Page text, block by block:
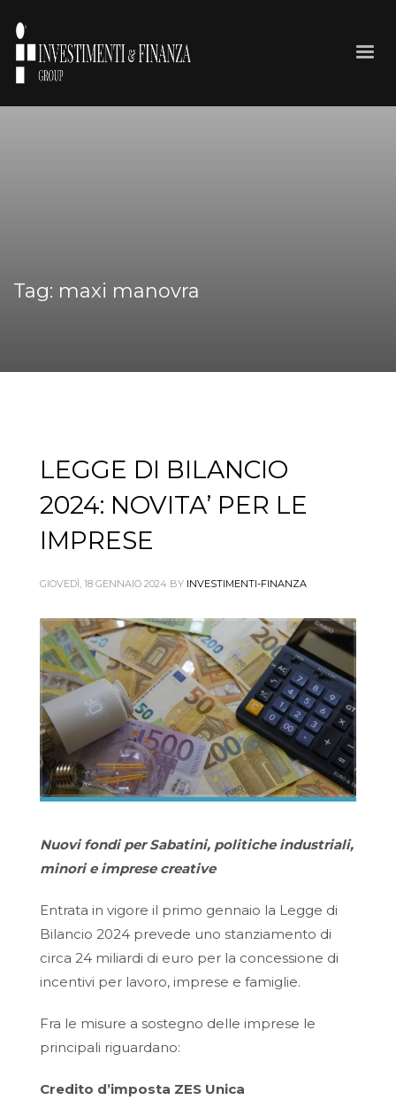
Tag: maxi manovra
LEGGE DI BILANCIO
2024: NOVITA’ PER LE
IMPRESE
GIOVEDÌ, 18 GENNAIO 2024 BY INVESTIMENTI-FINANZA
Nuovi fondi per Sabatini, politiche industriali,
minori e imprese creative
Entrata in vigore il primo gennaio la Legge di
Bilancio 2024 prevede uno stanziamento di
circa 24 miliardi di euro per la concessione di
incentivi per lavoro, imprese e famiglie.
Fra le misure a sostegno delle imprese le
principali riguardano:
Credito d’imposta ZES Unica